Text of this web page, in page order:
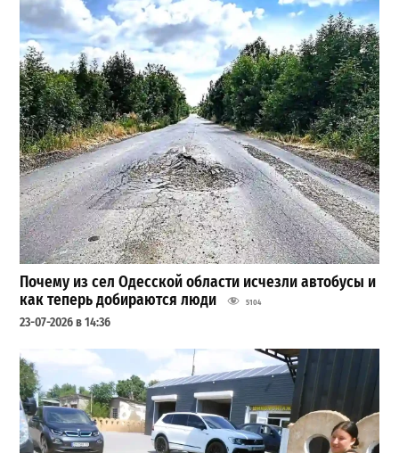
Почему из сел Одесской области исчезли автобусы и
как теперь добираются люди
5104
23-07-2026 в 14:36